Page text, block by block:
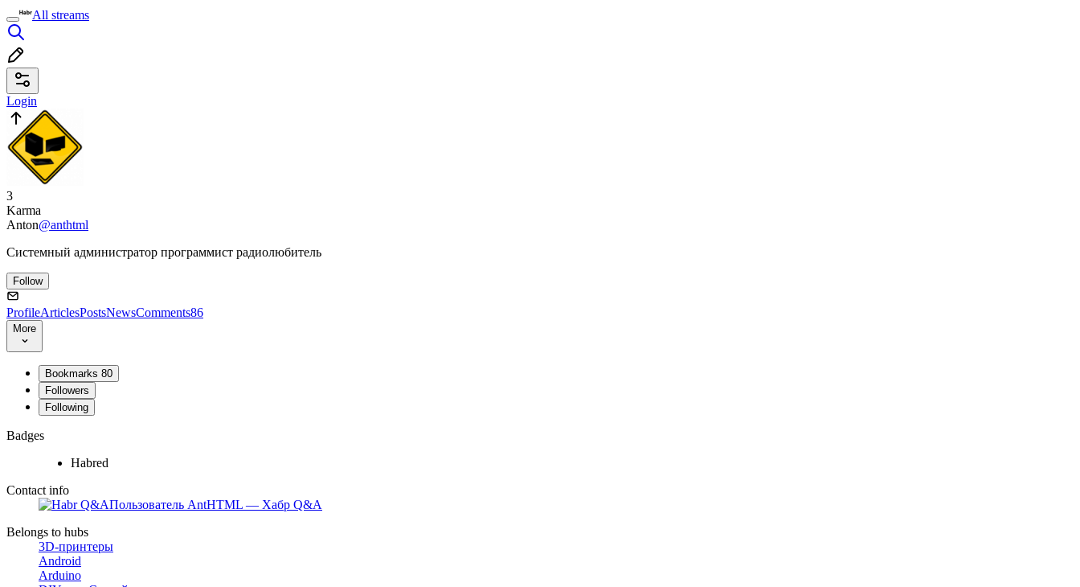
All streams
Login
3
Karma
Anton@anthtml
Системный администратор программист радиолюбитель
Follow
ProfileArticlesPostsNewsComments86
More
Bookmarks 80
Followers
Following
Badges
Habred
Contact info
Пользователь AntHTML — Хабр Q&A
Belongs to hubs
3D-принтеры
Android
Arduino